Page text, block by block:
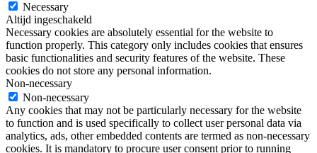
Necessary
Altijd ingeschakeld
Necessary cookies are absolutely essential for the website to
function properly. This category only includes cookies that ensures
basic functionalities and security features of the website. These
cookies do not store any personal information.
Non-necessary
Non-necessary
Any cookies that may not be particularly necessary for the website
to function and is used specifically to collect user personal data via
analytics, ads, other embedded contents are termed as non-necessary
cookies. It is mandatory to procure user consent prior to running